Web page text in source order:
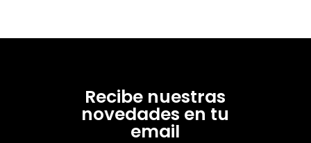
Recibe nuestras
novedades en tu
email